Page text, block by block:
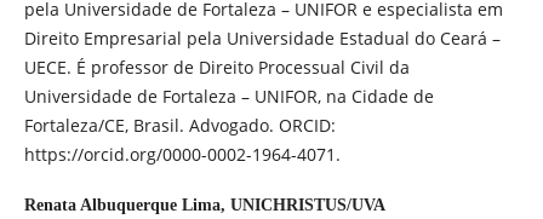
pela Universidade de Fortaleza – UNIFOR e especialista em
Direito Empresarial pela Universidade Estadual do Ceará –
UECE. É professor de Direito Processual Civil da
Universidade de Fortaleza – UNIFOR, na Cidade de
Fortaleza/CE, Brasil. Advogado. ORCID:
https://orcid.org/0000-0002-1964-4071.
Renata Albuquerque Lima, UNICHRISTUS/UVA